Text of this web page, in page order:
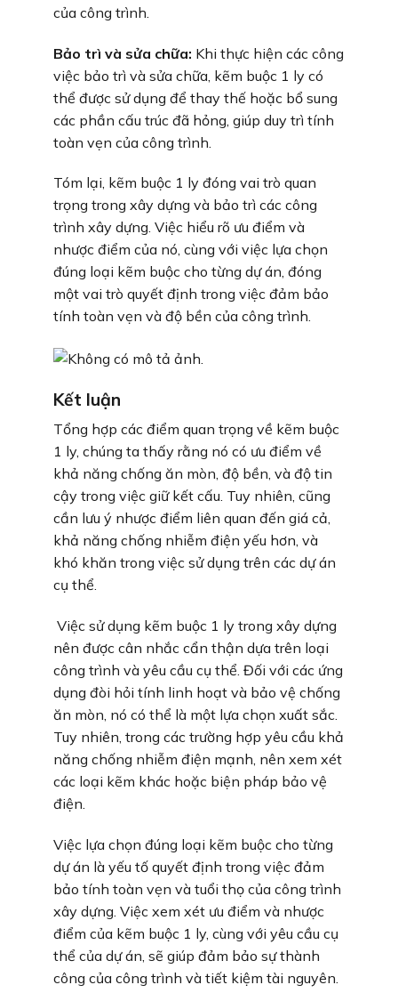
của công trình.
Bảo trì và sửa chữa: Khi thực hiện các công
việc bảo trì và sửa chữa, kẽm buộc 1 ly có
thể được sử dụng để thay thế hoặc bổ sung
các phần cấu trúc đã hỏng, giúp duy trì tính
toàn vẹn của công trình.
Tóm lại, kẽm buộc 1 ly đóng vai trò quan
trọng trong xây dựng và bảo trì các công
trình xây dựng. Việc hiểu rõ ưu điểm và
nhược điểm của nó, cùng với việc lựa chọn
đúng loại kẽm buộc cho từng dự án, đóng
một vai trò quyết định trong việc đảm bảo
tính toàn vẹn và độ bền của công trình.
Kết luận
Tổng hợp các điểm quan trọng về kẽm buộc
1 ly, chúng ta thấy rằng nó có ưu điểm về
khả năng chống ăn mòn, độ bền, và độ tin
cậy trong việc giữ kết cấu. Tuy nhiên, cũng
cần lưu ý nhược điểm liên quan đến giá cả,
khả năng chống nhiễm điện yếu hơn, và
khó khăn trong việc sử dụng trên các dự án
cụ thể.
Việc sử dụng kẽm buộc 1 ly trong xây dựng
nên được cân nhắc cẩn thận dựa trên loại
công trình và yêu cầu cụ thể. Đối với các ứng
dụng đòi hỏi tính linh hoạt và bảo vệ chống
ăn mòn, nó có thể là một lựa chọn xuất sắc.
Tuy nhiên, trong các trường hợp yêu cầu khả
năng chống nhiễm điện mạnh, nên xem xét
các loại kẽm khác hoặc biện pháp bảo vệ
điện.
Việc lựa chọn đúng loại kẽm buộc cho từng
dự án là yếu tố quyết định trong việc đảm
bảo tính toàn vẹn và tuổi thọ của công trình
xây dựng. Việc xem xét ưu điểm và nhược
điểm của kẽm buộc 1 ly, cùng với yêu cầu cụ
thể của dự án, sẽ giúp đảm bảo sự thành
công của công trình và tiết kiệm tài nguyên.